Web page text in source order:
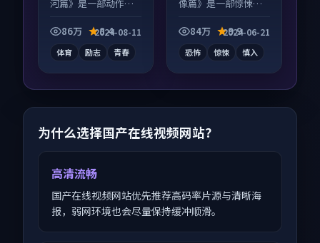
河篇》是一部动作向
并行，细节值得二刷
86万 8.4
2024-08-11
体育 励志 青春
像篇》是一部惊悚向
系层层推进，尾声常
84万 9.9
2024-06-21
恐怖 惊悚 慎入
为什么选择国产在线视频网站？
高清流畅
国产在线视频网站优先推荐高码率片源与清晰海
报，弱网环境也会尽量保持缓冲顺滑。